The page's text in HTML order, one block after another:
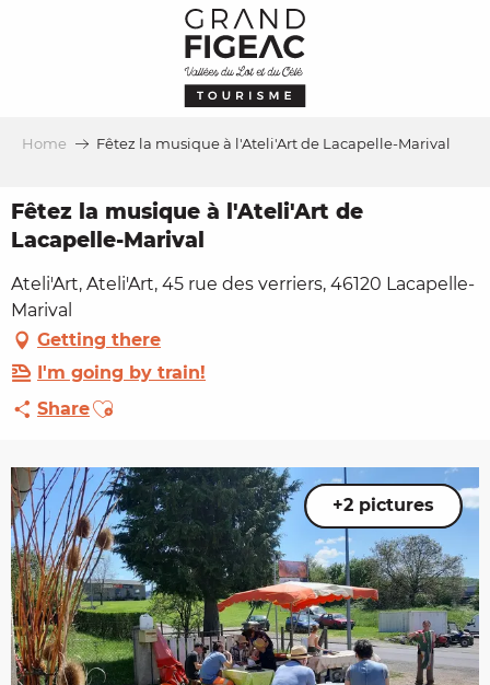
Home Fêtez la musique à l'Ateli'Art de Lacapelle-Marival
Fêtez la musique à l'Ateli'Art de
Lacapelle-Marival
Ateli'Art, Ateli'Art, 45 rue des verriers, 46120 Lacapelle-
Marival
Getting there
I'm going by train!
ShareAjouter aux favoris
+2 pictures